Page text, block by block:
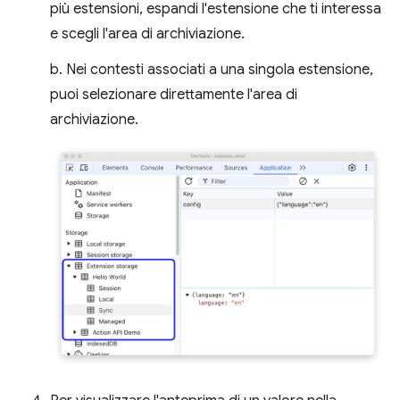
più estensioni, espandi l'estensione che ti interessa
e scegli l'area di archiviazione.
b. Nei contesti associati a una singola estensione,
puoi selezionare direttamente l'area di
archiviazione.